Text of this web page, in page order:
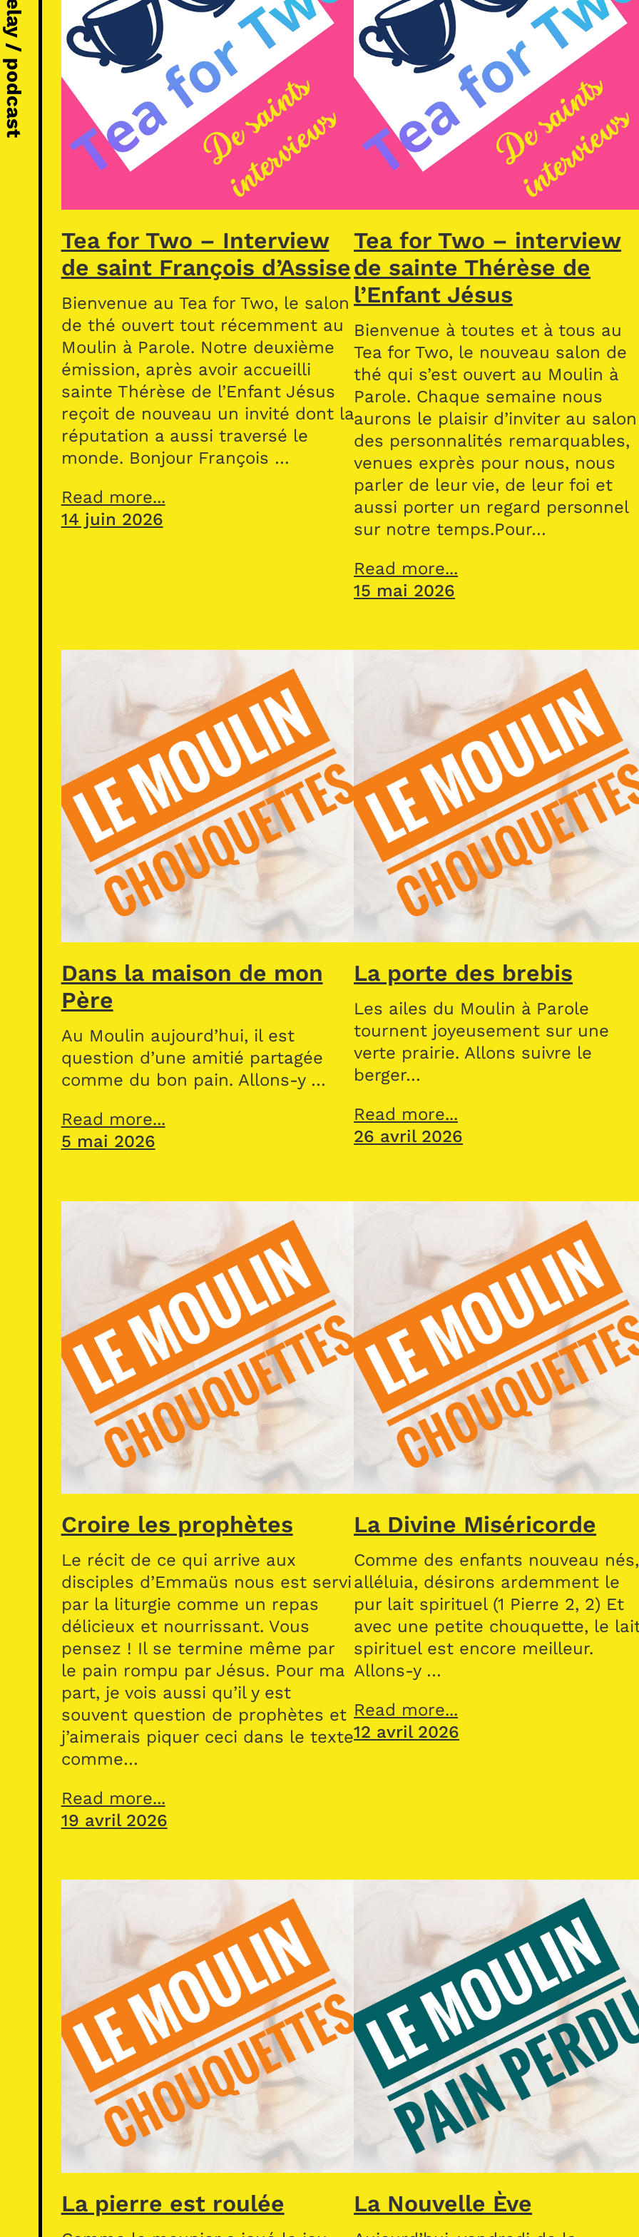
Tea for Two – Interview
de saint François d’Assise
Bienvenue au Tea for Two, le salon
de thé ouvert tout récemment au
Moulin à Parole. Notre deuxième
émission, après avoir accueilli
sainte Thérèse de l’Enfant Jésus
reçoit de nouveau un invité dont la
réputation a aussi traversé le
monde. Bonjour François …
Read more...
14 juin 2026
Tea for Two – interview
de sainte Thérèse de
l’Enfant Jésus
Bienvenue à toutes et à tous au
Tea for Two, le nouveau salon de
thé qui s’est ouvert au Moulin à
Parole. Chaque semaine nous
aurons le plaisir d’inviter au salon
des personnalités remarquables,
venues exprès pour nous, nous
parler de leur vie, de leur foi et
aussi porter un regard personnel
sur notre temps.Pour…
Read more...
15 mai 2026
Dans la maison de mon
Père
Au Moulin aujourd’hui, il est
question d’une amitié partagée
comme du bon pain. Allons-y …
Read more...
5 mai 2026
La porte des brebis
Les ailes du Moulin à Parole
tournent joyeusement sur une
verte prairie. Allons suivre le
berger…
Read more...
26 avril 2026
Croire les prophètes
Le récit de ce qui arrive aux
disciples d’Emmaüs nous est servi
par la liturgie comme un repas
délicieux et nourrissant. Vous
pensez ! Il se termine même par
le pain rompu par Jésus. Pour ma
part, je vois aussi qu’il y est
souvent question de prophètes et
j’aimerais piquer ceci dans le texte
comme…
Read more...
19 avril 2026
La Divine Miséricorde
Comme des enfants nouveau nés,
alléluia, désirons ardemment le
pur lait spirituel (1 Pierre 2, 2) Et
avec une petite chouquette, le
spirituel est encore meilleur.
Allons-y …
Read more...
12 avril 2026
La pierre est roulée La Nouvelle Ève